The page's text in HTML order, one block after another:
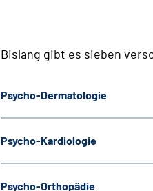
Bislang gibt es sieben
Psycho-Dermatologie
Psycho-Kardiologie
Psycho-Orthopädie